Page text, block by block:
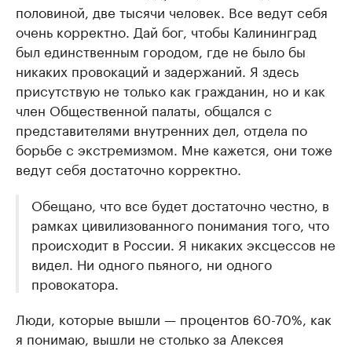
половиной, две тысячи человек. Все ведут себя
очень корректно. Дай бог, чтобы Калининград
был единственным городом, где не было бы
никаких провокаций и задержаний. Я здесь
присутствую не только как гражданин, но и как
член Общественной палаты, общался с
представителями внутренних дел, отдела по
борьбе с экстремизмом. Мне кажется, они тоже
ведут себя достаточно корректно.
Обещано, что все будет достаточно честно, в
рамках цивилизованного понимания того, что
происходит в России. Я никаких эксцессов не
видел. Ни одного пьяного, ни одного
провокатора.
Люди, которые вышли — процентов 60-70%, как
я понимаю, вышли не столько за Алексея